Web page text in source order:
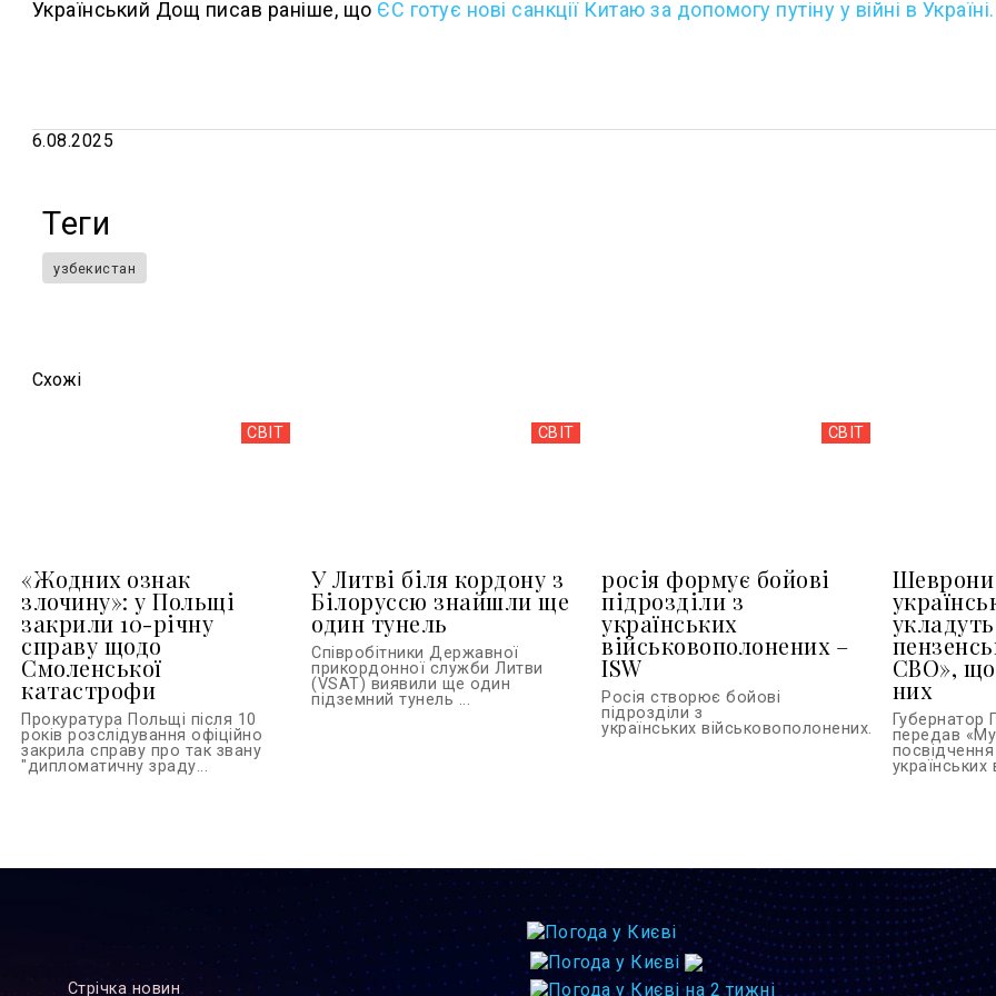
Український Дощ писав раніше, що ЄС готує нові санкції Китаю за допомогу путіну у війні в Україні.
6.08.2025
Теги
узбекистан
Схожi
СВІТ
«Жодних ознак
злочину»: у Польщі
закрили 10-річну
справу щодо
Смоленської
катастрофи
Прокуратура Польщі після 10
років розслідування офіційно
закрила справу про так звану
"дипломатичну зраду...
СВІТ
У Литві біля кордону з
Білоруссю знайшли ще
один тунель
Співробітники Державної
прикордонної служби Литви
(VSAT) виявили ще один
підземний тунель ...
СВІТ
росія формує бойові
підрозділи з
українських
військовополонених –
ISW
Росія створює бойові
підрозділи з
українських військовополонених...
Шеврони
СВО»,
них
Губернатор
передав
українських
Стрiчка новин